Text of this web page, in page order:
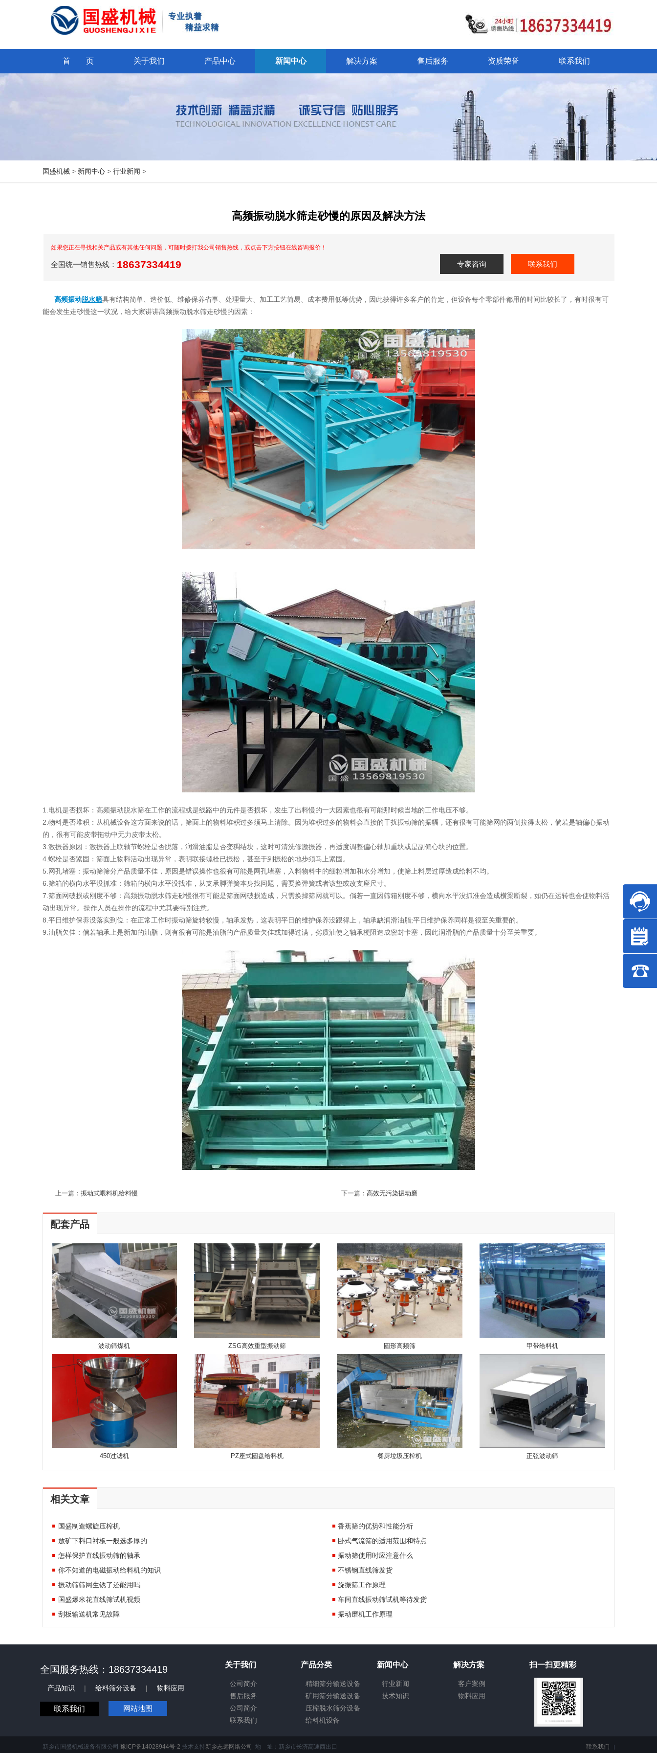
首 页 关于我们 产品中心 新闻中心 解决方案 售后服务 资质荣誉 联系我们
国盛机械 > 新闻中心 > 行业新闻 >
高频振动脱水筛走砂慢的原因及解决方法
如果您正在寻找相关产品或有其他任何问题，可随时拨打我公司销售热线，或点击下方按钮在线咨询报价！
全国统一销售热线： 18637334419 专家咨询 联系我们
高频振动脱水筛具有结构简单、造价低、维修保养省事、处理量大、加工工艺简易、成本费用低等优势，因此获得许多客户的肯定，但设备每个零部件都用的时间比较长了，有时很有可
能会发生走砂慢这一状况，给大家讲讲高频振动脱水筛走砂慢的因素：
1.电机是否损坏：高频振动脱水筛在工作的流程或是线路中的元件是否损坏，发生了出料慢的一大因素也很有可能那时候当地的工作电压不够。
2.物料是否堆积：从机械设备这方面来说的话，筛面上的物料堆积过多须马上清除。因为堆积过多的物料会直接的干扰振动筛的振幅，还有很有可能筛网的两侧拉得太松，倘若是轴偏心振动
的，很有可能皮带拖动中无力皮带太松。
3.激振器原因：激振器上联轴节螺栓是否脱落，润滑油脂是否变稠结块，这时可清洗修激振器，再适度调整偏心轴加重块或是副偏心块的位置。
4.螺栓是否紧固：筛面上物料活动出现异常，表明联接螺栓已振松，甚至于到振松的地步须马上紧固。
5.网孔堵塞：振动筛筛分产品质量不佳，原因是错误操作也很有可能是网孔堵塞，入料物料中的细粒增加和水分增加，使筛上料层过厚造成给料不均。
6.筛箱的横向水平没抓准：筛箱的横向水平没找准，从支承脚弹簧本身找问题，需要换弹簧或者该垫或改支座尺寸。
7.筛面网破损或刚度不够：高频振动脱水筛走砂慢很有可能是筛面网破损造成，只需换掉筛网就可以。倘若一直因筛箱刚度不够，横向水平没抓准会造成横梁断裂，如仍在运转也会使物料活
动出现异常。操作人员在操作的流程中尤其要特别注意。
8.平日维护保养没落实到位：在正常工作时振动筛旋转较慢，轴承发热，这表明平日的维护保养没跟得上，轴承缺润滑油脂;平日维护保养同样是很至关重要的。
9.油脂欠佳：倘若轴承上是新加的油脂，则有很有可能是油脂的产品质量欠佳或加得过满，劣质油使之轴承梗阻造成密封卡塞，因此润滑脂的产品质量十分至关重要。
上一篇： 振动式喂料机给料慢 下一篇： 高效无污染振动磨
配套产品
波动筛煤机 ZSG高效重型振动筛 圆形高频筛 甲带给料机
450过滤机 PZ座式圆盘给料机 餐厨垃圾压榨机 正弦波动筛
相关文章
国盛制造螺旋压榨机
香蕉筛的优势和性能分析
放矿下料口衬板一般选多厚的
卧式气流筛的适用范围和特点
怎样保护直线振动筛的轴承
振动筛使用时应注意什么
你不知道的电磁振动给料机的知识
不锈钢直线筛发货
振动筛筛网生锈了还能用吗
旋振筛工作原理
国盛爆米花直线筛试机视频
车间直线振动筛试机等待发货
刮板输送机常见故障
振动磨机工作原理
全国服务热线：18637334419
产品知识 | 给料筛分设备 | 物料应用
联系我们 网站地图
关于我们
公司简介
售后服务
公司简介
联系我们
产品分类
精细筛分输送设备
矿用筛分输送设备
压榨脱水筛分设备
给料机设备
新闻中心
行业新闻
技术知识
解决方案
客户案例
物料应用
扫一扫更精彩
新乡市国盛机械设备有限公司 豫ICP备14028944号-2 技术支持新乡志远网络公司 地 址：新乡市长济高速西出口 联系我们